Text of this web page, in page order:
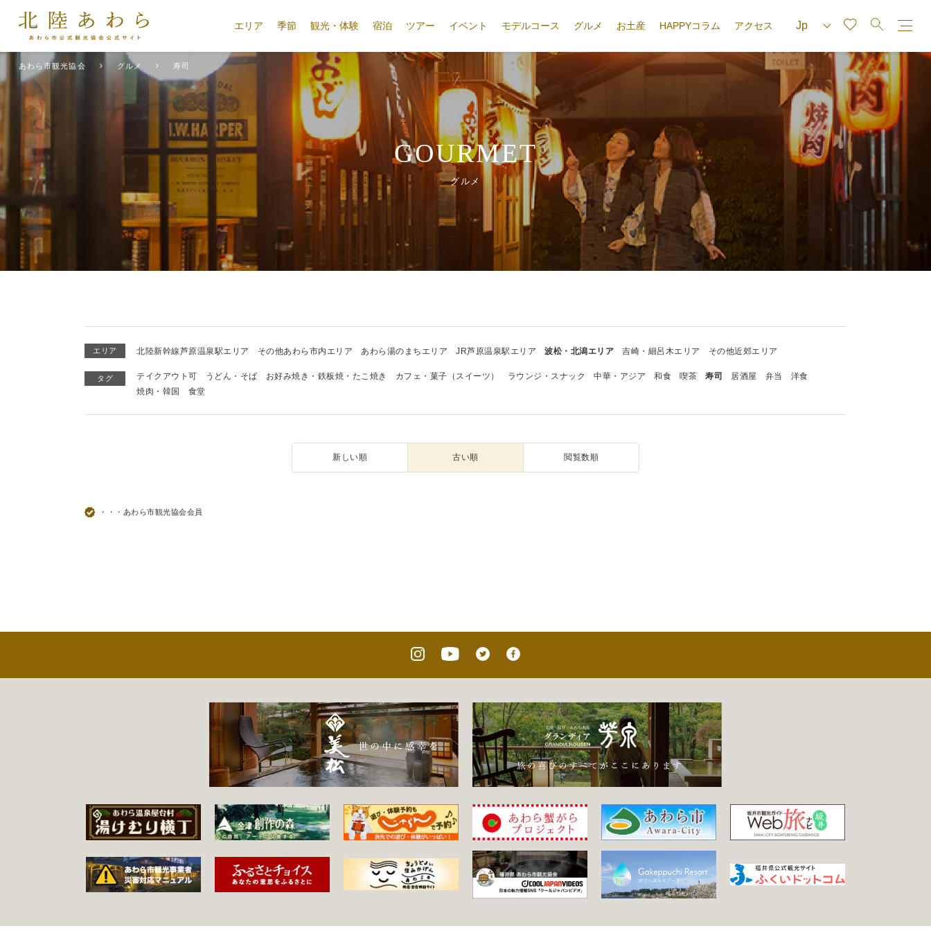
エリア 季節 観光・体験 宿泊 ツアー イベント モデルコース グルメ お土産 HAPPYコラム アクセス
あわら市観光協会 グルメ 寿司
GOURMET
グルメ
エリア 北陸新幹線芦原温泉駅エリア その他あわら市内エリア あわら湯のまちエリア JR芦原温泉駅エリア 波松・北潟エリア 吉崎・細呂木エリア その他近郊エリア
タグ テイクアウト可 うどん・そば お好み焼き・鉄板焼・たこ焼き カフェ・菓子（スイーツ） ラウンジ・スナック 中華・アジア 和食 喫茶 寿司 居酒屋 弁当
洋食
焼肉・韓国
食堂
新しい順 古い順 閲覧数順
・・・あわら市観光協会会員